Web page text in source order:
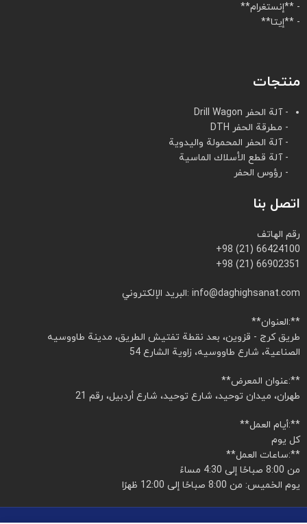
- **إنستغرام**
- **إيتا**
منتجات
- آلة الحفر Drill Wagon
- مطرقة الحفر DTH
- آلة الحفر المحمولة واليدوية
- آلة قطع الأسلاك الماسية
- رؤوس الحفر
اتصل بنا
رقم الهاتف
+98 (21) 66424100
+98 (21) 66902351
البريد الإلكتروني: info@daghighsanat.com
**العنوان:**
طريق كرج - قزوين، بعد نقطة تفتيش الطريق، مدينة طاووسيه
الصناعية، شارع طاووسيه، زاوية الشارع 54
**عنوان المعرض:**
طهران، ميدان توحيد، شارع توحيد، شارع أردبيل، رقم 21
**أيام العمل:**
كل يوم
**ساعات العمل:**
من 8:00 صباحًا إلى 4:30 مساءً
يوم الخميس: من 8:00 صباحًا إلى 12:00 ظهرًا